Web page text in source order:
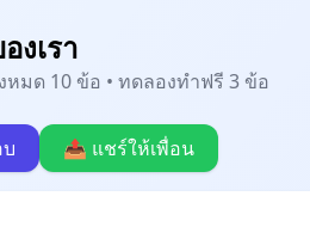
งเรา
หมด 10 ข้อ • ทดลองทำฟรี 3 ข้อ
📤 แชร์ให้เพื่อน